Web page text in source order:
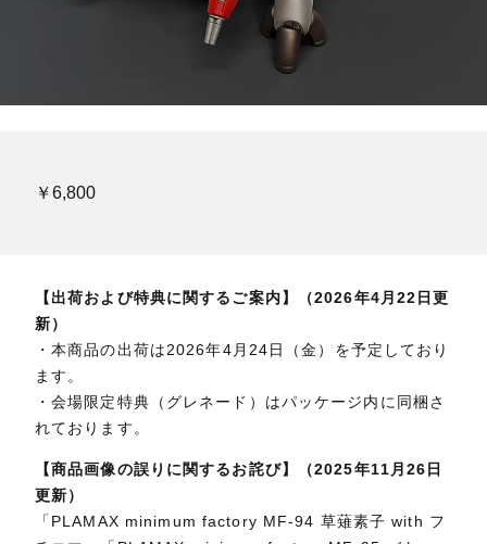
￥6,800
【出荷および特典に関するご案内】（2026年4月22日更
新）
・本商品の出荷は2026年4月24日（金）を予定しており
ます。
・会場限定特典（グレネード）はパッケージ内に同梱さ
れております。
【商品画像の誤りに関するお詫び】（2025年11月26日
更新）
「PLAMAX minimum factory MF-94 草薙素子 with フ